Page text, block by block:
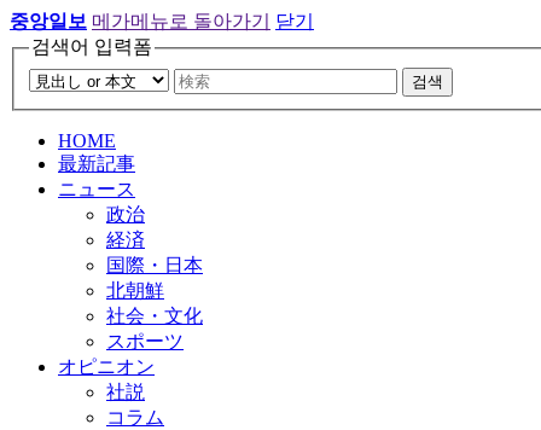
중앙일보 메가메뉴로 돌아가기
닫기
검색어 입력폼
검색
HOME
最新記事
ニュース
政治
経済
国際・日本
北朝鮮
社会・文化
スポーツ
オピニオン
社説
コラム